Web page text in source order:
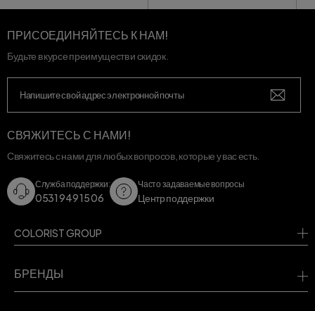
ПРИСОЕДИНЯЙТЕСЬ К НАМ!
Будьте в курсе преимуществ и скидок.
СВЯЖИТЕСЬ С НАМИ!
Свяжитесь с нами для любых вопросов, которые у вас есть.
Служба поддержки:
0531 949 15 06
Часто задаваемые вопросы
Центр поддержки
COLORIST GROUP
БРЕНДЫ